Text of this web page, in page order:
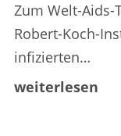
Zum Welt-Aids-
Robert-Koch-
infizierten…
weiterlesen